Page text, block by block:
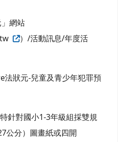
網站
）/活動訊息/年度活
狀元-兒童及青少年犯罪預
針對國小1-3年級組採雙規
公分）圖畫紙或四開